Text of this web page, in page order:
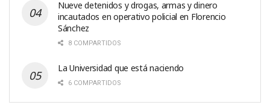
Nueve detenidos y drogas, armas y dinero
incautados en operativo policial en Florencio
Sánchez
8 COMPARTIDOS
La Universidad que está naciendo
6 COMPARTIDOS